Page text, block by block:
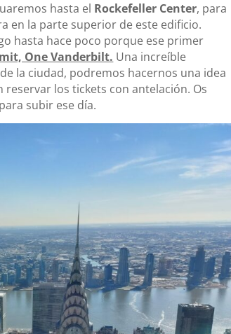
hasta el Rockefeller Center, para
en la parte superior de este edificio.
hasta hace poco porque ese primer
One Vanderbilt. Una increíble
la ciudad, podremos hacernos una idea
los tickets con antelación. Os
subir ese día.